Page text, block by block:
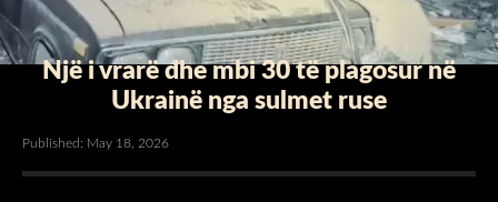
Një i vrarë dhe mbi 30 të plagosur në
Ukrainë nga sulmet ruse
Published: May 18, 2026